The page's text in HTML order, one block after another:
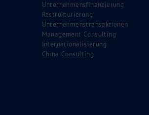
Unternehmensfinanzierung
Restrukturierung
Unternehmenstransaktionen
Management Consulting
Internationalisierung
China Consulting